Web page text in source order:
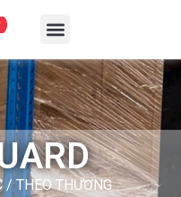
/THEO THƯƠNG